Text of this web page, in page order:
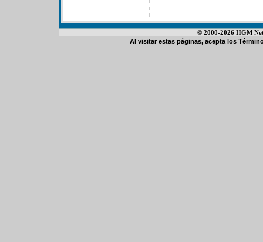
© 2000-2026 HGM
Al visitar estas páginas, acepta los